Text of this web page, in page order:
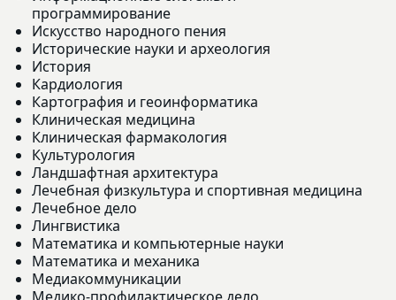
программирование
Искусство народного пения
Исторические науки и археология
История
Кардиология
Картография и геоинформатика
Клиническая медицина
Клиническая фармакология
Культурология
Ландшафтная архитектура
Лечебная физкультура и спортивная медицина
Лечебное дело
Лингвистика
Математика и компьютерные науки
Математика и механика
Медиакоммуникации